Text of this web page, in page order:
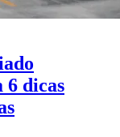
6 dicas